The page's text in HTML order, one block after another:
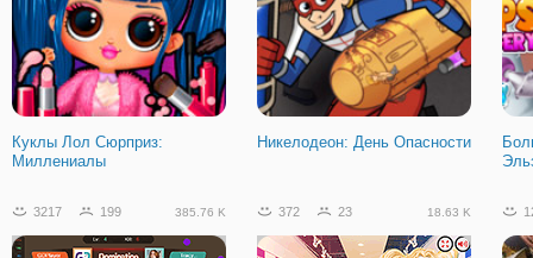
Куклы Лол Сюрприз:
Миллениалы
Никелодеон: День Опасности
3217 199 385.76 K 372 23 18.63 K